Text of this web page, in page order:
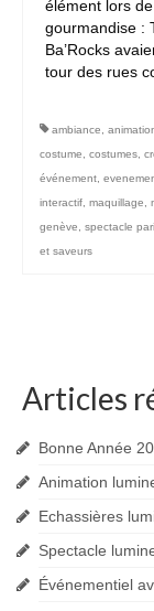
élément lors
gourmandise :
Ba’Rocks
tour des rues
ambiance
costume
costumes
événement
interactif maquillage
genève
spectacle
et saveurs
des
Articles
Bonne Année
Animation
Echassières
Spectacle
Événementiel